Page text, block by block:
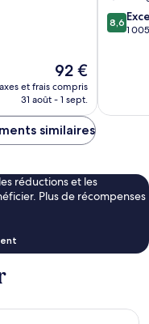
Le
nouveau
prix
de
92 €
et frais compris
31 août - 1 sept.
8.6
sur
8,6
1
similaires
réductions et les
Plus de récompenses